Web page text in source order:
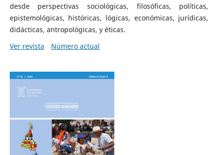
desde perspectivas sociológicas, filosóficas, políticas,
epistemológicas, históricas, lógicas, económicas, jurídicas,
didácticas, antropológicas, y éticas.
Ver revista
Número actual